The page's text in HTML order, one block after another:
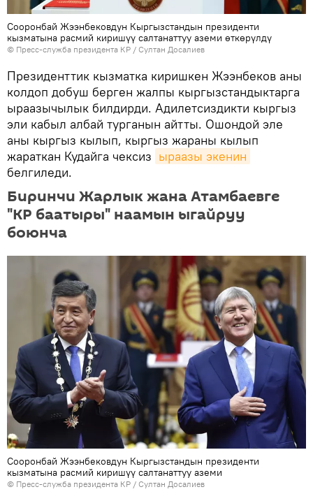
Сооронбай Жээнбековдун Кыргызстандын президенти
кызматына расмий киришүү салтанаттуу аземи өткөрүлдү
© Пресс-служба президента КР / Султан Досалиев
Президенттик кызматка киришкен Жээнбеков аны
колдоп добуш берген жалпы кыргызстандыктарга
ыраазычылык билдирди. Адилетсиздикти кыргыз
эли кабыл албай турганын айтты. Ошондой эле
аны кыргыз кылып, кыргыз жараны кылып
жараткан Кудайга чексиз ыраазы экенин
белгиледи.
Биринчи Жарлык жана Атамбаевге
"КР баатыры" наамын ыгайруу
боюнча
Сооронбай Жээнбековдун Кыргызстандын президенти
кызматына расмий киришүү салтанаттуу аземи
© Пресс-служба президента КР / Султан Досалиев